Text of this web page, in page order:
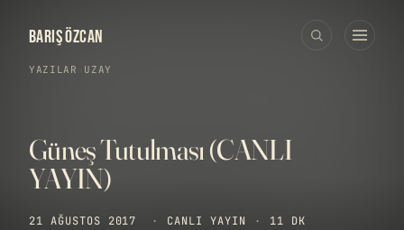
BARIŞ ÖZCAN
YAZILAR UZAY
Güneş Tutulması (CANLI
YAYIN)
21 AĞUSTOS 2017 · CANLI YAYIN ·
11 DK